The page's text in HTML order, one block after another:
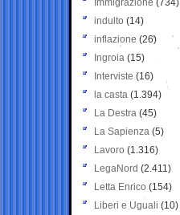
Immigrazione (734)
indulto (14)
inflazione (26)
Ingroia (15)
Interviste (16)
la casta (1.394)
La Destra (45)
La Sapienza (5)
Lavoro (1.316)
LegaNord (2.411)
Letta Enrico (154)
Liberi e Uguali (10)